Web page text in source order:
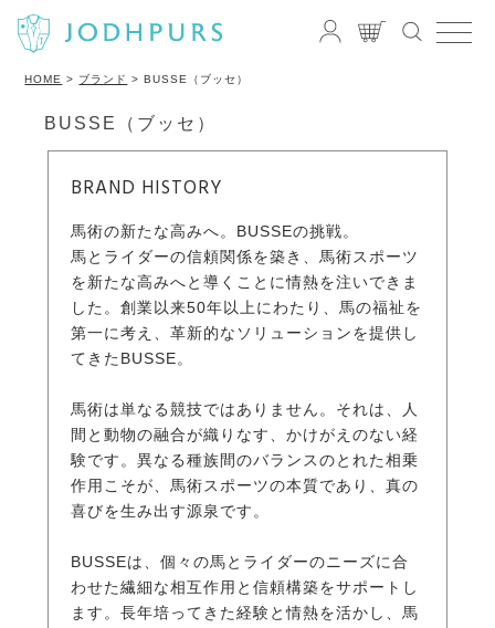
HOME ブランド BUSSE（ブッセ）
BUSSE（ブッセ）
BRAND HISTORY
馬術の新たな高みへ。BUSSEの挑戦。
馬とライダーの信頼関係を築き、馬術スポーツ
を新たな高みへと導くことに情熱を注いできま
した。創業以来50年以上にわたり、馬の福祉を
第一に考え、革新的なソリューションを提供し
てきたBUSSE。
馬術は単なる競技ではありません。それは、人
間と動物の融合が織りなす、かけがえのない経
験です。異なる種族間のバランスのとれた相乗
作用こそが、馬術スポーツの本質であり、真の
喜びを生み出す源泉です。
BUSSEは、個々の馬とライダーのニーズに合
わせた繊細な相互作用と信頼構築をサポートし
ます。長年培ってきた経験と情熱を活かし、馬